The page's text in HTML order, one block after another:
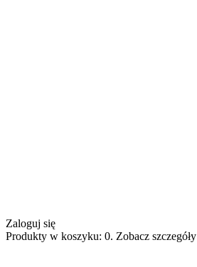
Zaloguj się
Produkty w koszyku: 0. Zobacz szczegóły